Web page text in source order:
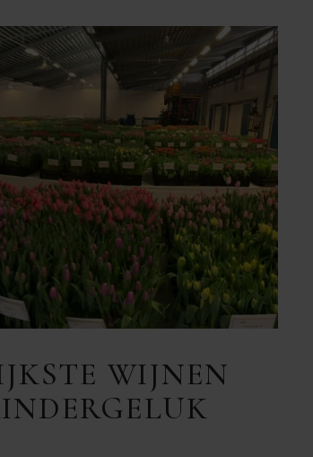
WIJNEN